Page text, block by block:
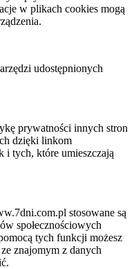
w plikach cookies mogą
udostępnionych
prywatności innych stron
dzięki linkom
i tych, które umieszczają
stosowane są
społecznościowych
tych funkcji możesz
znajomym z danych